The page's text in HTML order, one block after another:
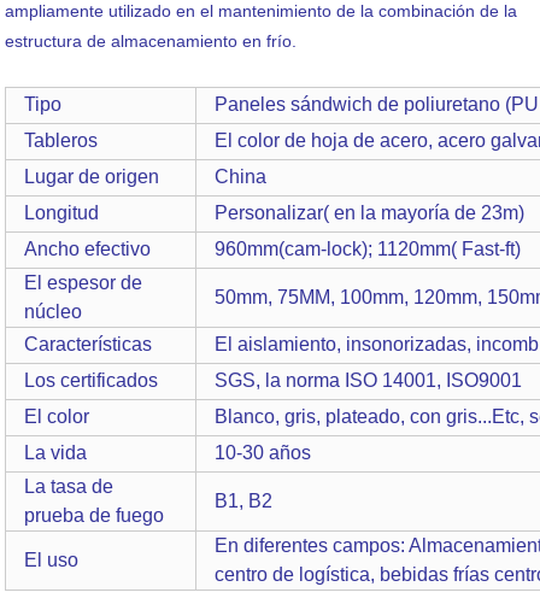
ampliamente utilizado en el mantenimiento de la combinación de la
estructura de almacenamiento en frío.
Tipo
Paneles sándwich de poliuretano
Tableros
El color de hoja de acero, acero
Lugar de origen
China
Longitud
Personalizar( en la mayoría de 23m)
Ancho efectivo
960mm(cam-lock); 1120mm( Fast-ft)
El espesor de
núcleo
50mm, 75MM, 100mm, 120mm,
Características
El aislamiento, insonorizadas,
Los certificados
SGS, la norma ISO 14001, ISO9001
El color
Blanco, gris, plateado, con gris...Etc,
La vida
10-30 años
La tasa de
prueba de fuego
B1, B2
El uso
En diferentes campos:
centro de logística, bebidas frías